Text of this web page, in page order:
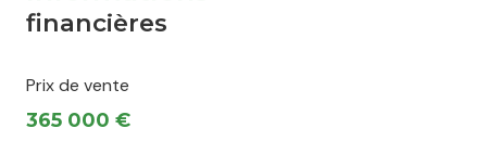
financières
Prix de vente
365 000 €